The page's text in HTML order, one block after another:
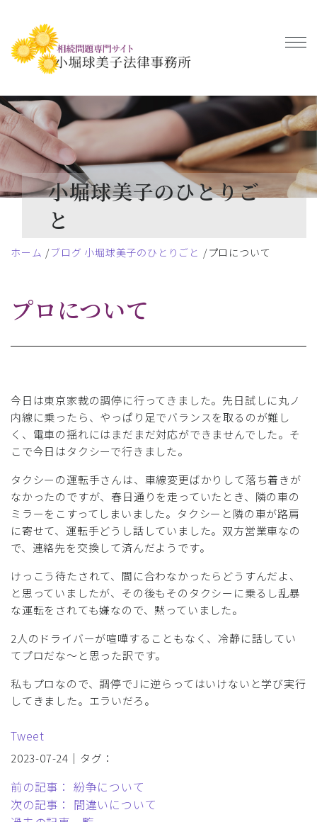
小堀球美子のひとりご
と
ホーム ブログ 小堀球美子のひとりごと プロについて
プロについて
今日は東京家裁の調停に行ってきました。先日試しに丸ノ
内線に乗ったら、やっぱり足でバランスを取るのが難し
く、電車の揺れにはまだまだ対応ができませんでした。そ
こで今日はタクシーで行きました。
タクシーの運転手さんは、車線変更ばかりして落ち着きが
なかったのですが、春日通りを走っていたとき、隣の車の
ミラーをこすってしまいました。タクシーと隣の車が路肩
に寄せて、運転手どうし話していました。双方営業車なの
で、連絡先を交換して済んだようです。
けっこう待たされて、間に合わなかったらどうすんだよ、
と思っていましたが、その後もそのタクシーに乗るし乱暴
な運転をされても嫌なので、黙っていました。
2人のドライバーが喧嘩することもなく、冷静に話してい
てプロだな～と思った訳です。
私もプロなので、調停でJに逆らってはいけないと学び実行
してきました。エラいだろ。
Tweet
2023-07-24｜タグ：
前の記事： 紛争について
次の記事： 間違いについて